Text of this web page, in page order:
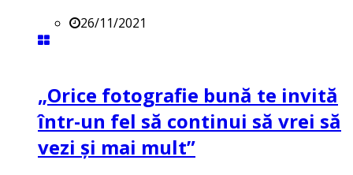
26/11/2021
„Orice fotografie bună te invită
într-un fel să continui să vrei să
vezi și mai mult”